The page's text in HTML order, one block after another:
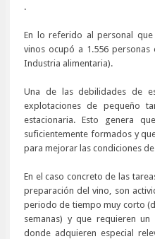
.
En lo referido al personal
vinos ocupó a 1.556 personas
Industria alimentaria).
Una de las debilidades de
explotaciones de pequeño
estacionaria. Esto genera
suficientemente formados y
para mejorar las condiciones
En el caso concreto de las
preparación del vino, son
periodo de tiempo muy corto
semanas) y que requieren
donde adquieren especial